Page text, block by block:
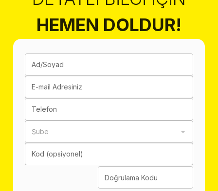
HEMEN DOLDUR!
Ad/Soyad
E-mail Adresiniz
Telefon
Şube
Kod (opsiyonel)
Doğrulama Kodu